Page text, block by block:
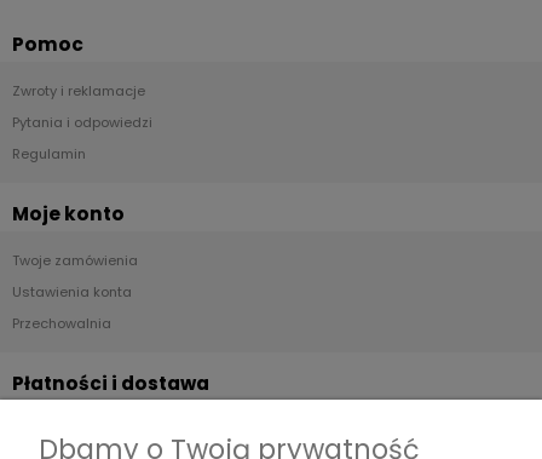
Pomoc
Zwroty i reklamacje
Pytania i odpowiedzi
Regulamin
Moje konto
Twoje zamówienia
Ustawienia konta
Przechowalnia
Płatności i dostawa
Dbamy o Twoją prywatność